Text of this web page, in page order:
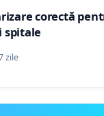
corectă
spitale
zile